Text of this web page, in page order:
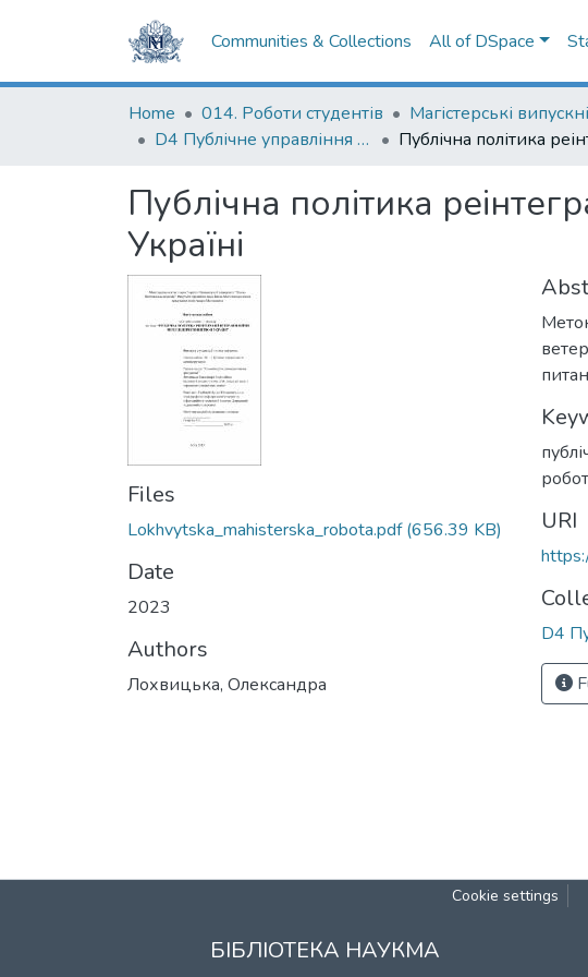
Communities & Collections All of DSpace
Home 014. Роботи студентів
D4 Публічне управління та адміністрування
Публічна політика
Україні
Files
Lokhvytska_mahisterska_robota.pdf(656.39 KB)
Date
2023
Authors
Лохвицька, Олександра
URI
D4
Cookie settings
БІБЛІОТЕКА НАУКМА